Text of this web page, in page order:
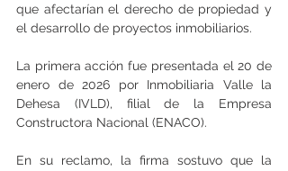
que afectarían el derecho de propiedad y
el desarrollo de proyectos inmobiliarios.
La primera acción fue presentada el 20 de
enero de 2026 por Inmobiliaria Valle la
Dehesa (IVLD), filial de la Empresa
Constructora Nacional (ENACO).
En su reclamo, la firma sostuvo que la